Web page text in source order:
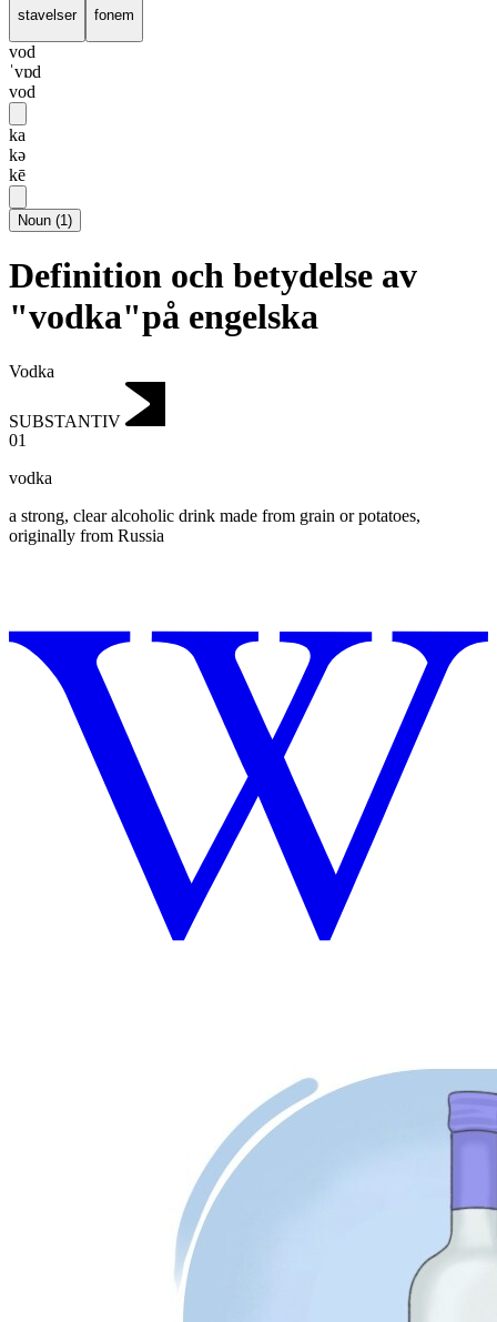
stavelser fonem
vod
ˈvɒd
vod
ka
kə
kē
Noun (1)
Definition och betydelse av
"vodka"på engelska
Vodka
SUBSTANTIV
01
vodka
a strong, clear alcoholic drink made from grain or potatoes,
originally from Russia